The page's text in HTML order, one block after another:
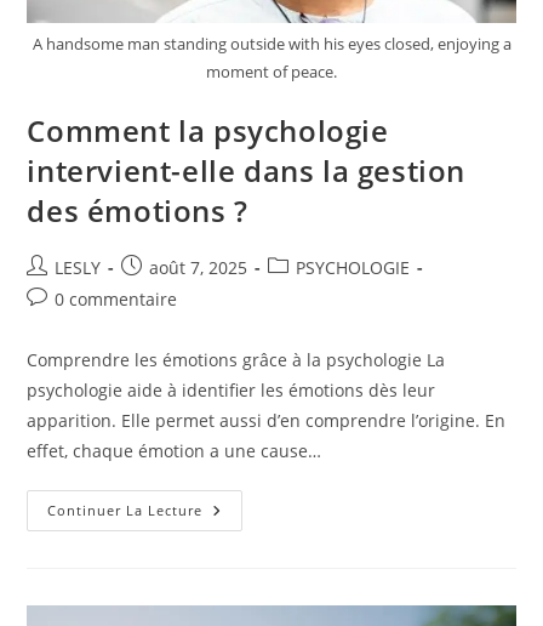
A handsome man standing outside with his eyes closed, enjoying a
moment of peace.
Comment la psychologie
intervient-elle dans la gestion
des émotions ?
Auteur/autrice
de
LESLY
Publication
publiée :
août 7, 2025
PostPSYCHOLOGIE
Commentaires
la
publication :
0 commentaire
Comprendre les émotions grâce à la psychologie La
psychologie aide à identifier les émotions dès leur
apparition. Elle permet aussi d’en comprendre l’origine. En
effet, chaque émotion a une cause…
Continuer La Lecture Comment
La
La